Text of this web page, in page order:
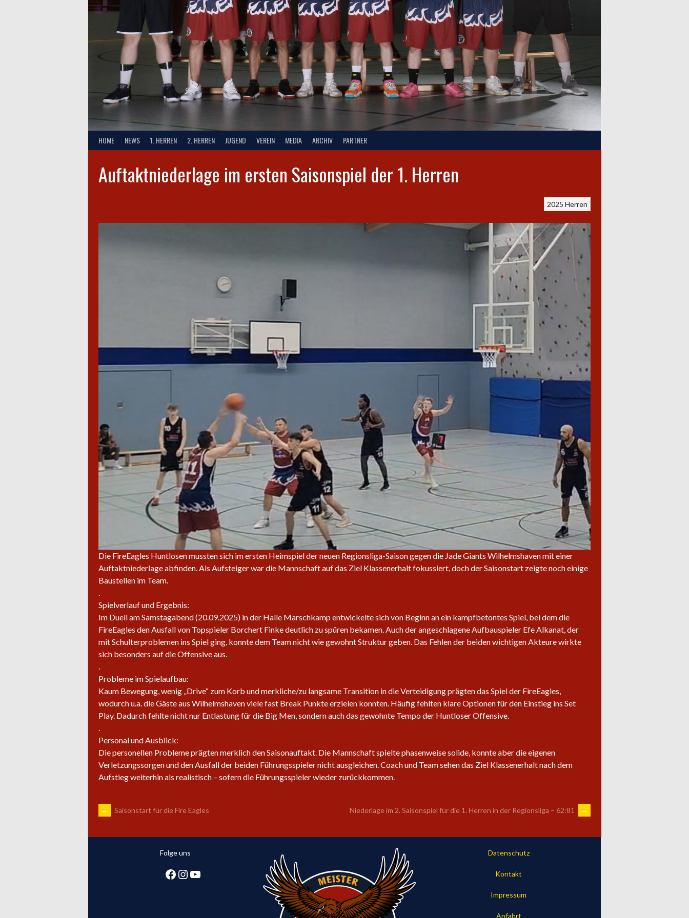
HOME NEWS 1. HERREN 2. HERREN JUGEND VEREIN MEDIA ARCHIV PARTNER
Auftaktniederlage im ersten Saisonspiel der 1. Herren
2025 Herren
Die FireEagles Huntlosen mussten sich im ersten Heimspiel der neuen Regionsliga-Saison gegen die Jade Giants Wilhelmshaven mit einer
Auftaktniederlage abfinden. Als Aufsteiger war die Mannschaft auf das Ziel Klassenerhalt fokussiert, doch der Saisonstart zeigte noch einige
Baustellen im Team.
.
Spielverlauf und Ergebnis:
Im Duell am Samstagabend (20.09.2025) in der Halle Marschkamp entwickelte sich von Beginn an ein kampfbetontes Spiel, bei dem die
FireEagles den Ausfall von Topspieler Borchert Finke deutlich zu spüren bekamen. Auch der angeschlagene Aufbauspieler Efe Alkanat, der
mit Schulterproblemen ins Spiel ging, konnte dem Team nicht wie gewohnt Struktur geben. Das Fehlen der beiden wichtigen Akteure wirkte
sich besonders auf die Offensive aus.
.
Probleme im Spielaufbau:
Kaum Bewegung, wenig „Drive“ zum Korb und merkliche/zu langsame Transition in die Verteidigung prägten das Spiel der FireEagles,
wodurch u.a. die Gäste aus Wilhelmshaven viele fast Break Punkte erzielen konnten. Häufig fehlten klare Optionen für den Einstieg ins Set
Play. Dadurch fehlte nicht nur Entlastung für die Big Men, sondern auch das gewohnte Tempo der Huntloser Offensive.
.
Personal und Ausblick:
Die personellen Probleme prägten merklich den Saisonauftakt. Die Mannschaft spielte phasenweise solide, konnte aber die eigenen
Verletzungssorgen und den Ausfall der beiden Führungsspieler nicht ausgleichen. Coach und Team sehen das Ziel Klassenerhalt nach dem
Aufstieg weiterhin als realistisch – sofern die Führungsspieler wieder zurückkommen.
ARTIKEL-
NAVIGATION
← Saisonstart für die Fire Eagles Niederlage im 2. Saisonspiel für die 1. Herren in der Regionsliga – 62:81 →
Folge uns
Facebook
Instagram
YouTube
Datenschutz
Kontakt
Impressum
Anfahrt